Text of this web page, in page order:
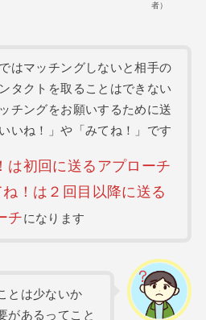
者）
はマッチングしないと相手の
タクトを取ることはできない
チングをお願いするために送
いね！」や「みてね！」です
は初回に送るアプローチ
ね！は２回目以降に送る
チになります
とは少ないか
があるってこと